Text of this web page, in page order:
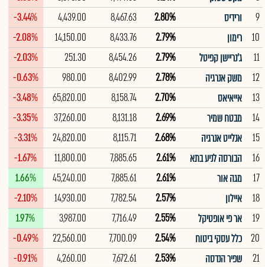
9
ורידיס 2.80%
8,467.63
4,439.00
-3.44%
10
רימון 2.79%
8,433.76
14,150.00
-2.08%
11
ג'נריישן קפיטל 2.79%
8,454.26
251.30
-2.03%
12
משק אנרגיה 2.78%
8,402.99
980.00
-0.63%
13
אייאיאס 2.70%
8,158.74
65,820.00
-3.48%
14
מבטח שמיר 2.69%
8,131.18
37,260.00
-3.35%
15
אנלייט אנרגיה 2.68%
8,115.71
24,820.00
-3.31%
16
הבורסה לניע בתא 2.61%
7,885.65
11,800.00
-1.67%
17
מגה אור 2.61%
7,885.61
45,240.00
1.66%
18
איילון 2.57%
7,782.54
14,930.00
-2.10%
19
אר פי אופטיקל 2.55%
7,716.49
3,987.00
1.97%
20
כלל עסקי ביטוח 2.54%
7,700.09
22,560.00
-0.49%
21
שפיר הנדסה 2.53%
7,672.61
4,260.00
-0.91%